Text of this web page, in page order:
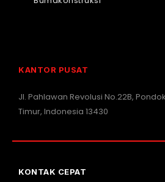
KANTOR PUSAT
Jl. Pahlawan Revolusi No.22B,
Timur, Indonesia 13430
KONTAK CEPAT